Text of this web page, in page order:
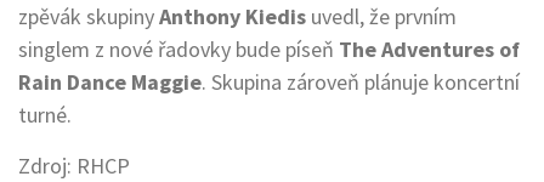
zpěvák skupinyAnthony Kiedis uvedl, že prvním
singlem z nové řadovky bude píseň The Adventures of
Rain Dance Maggie. Skupina zároveň plánuje koncertní
turné.
Zdroj: RHCP